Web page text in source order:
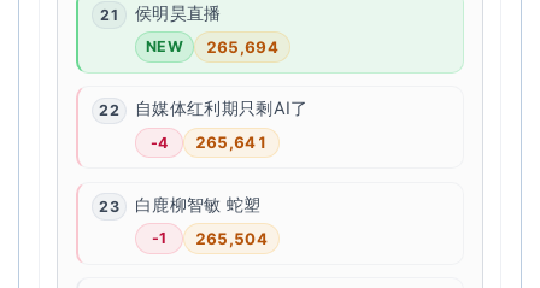
侯明昊直播
NEW 265,694
自媒体红利期只剩AI了
-4 265,641
白鹿柳智敏 蛇塑
-1 265,504